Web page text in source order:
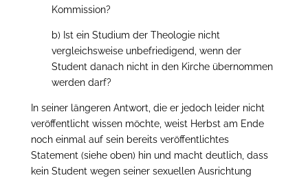
Kommission?
b) Ist ein Studium der Theologie nicht
vergleichsweise unbefriedigend, wenn der
Student danach nicht in den Kirche übernommen
werden darf?
In seiner längeren Antwort, die er jedoch leider nicht
veröffentlicht wissen möchte, weist Herbst am Ende
noch einmal auf sein bereits veröffentlichtes
Statement (siehe oben) hin und macht deutlich, dass
kein Student wegen seiner sexuellen Ausrichtung